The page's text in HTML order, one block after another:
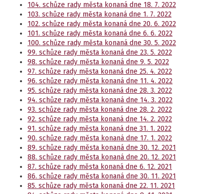
104. schůze rady města konaná dne 18. 7. 2022
103. schůze rady města konaná dne 1. 7. 2022
102. schůze rady města konaná dne 20. 6. 2022
101. schůze rady města konaná dne 6. 6. 2022
100. schůze rady města konaná dne 30. 5. 2022
99. schůze rady města konaná dne 23. 5. 2022
98. schůze rady města konaná dne 9. 5. 2022
97. schůze rady města konaná dne 25. 4. 2022
96. schůze rady města konaná dne 11. 4. 2022
95. schůze rady města konaná dne 28. 3. 2022
94. schůze rady města konaná dne 14. 3. 2022
93. schůze rady města konaná dne 28. 2. 2022
92. schůze rady města konaná dne 14. 2. 2022
91. schůze rady města konaná dne 31. 1. 2022
90. schůze rady města konaná dne 17. 1. 2022
89. schůze rady města konaná dne 30. 12. 2021
88. schůze rady města konaná dne 20. 12. 2021
87. schůze rady města konaná dne 6. 12. 2021
86. schůze rady města konaná dne 30. 11. 2021
85. schůze rady města konaná dne 22. 11. 2021